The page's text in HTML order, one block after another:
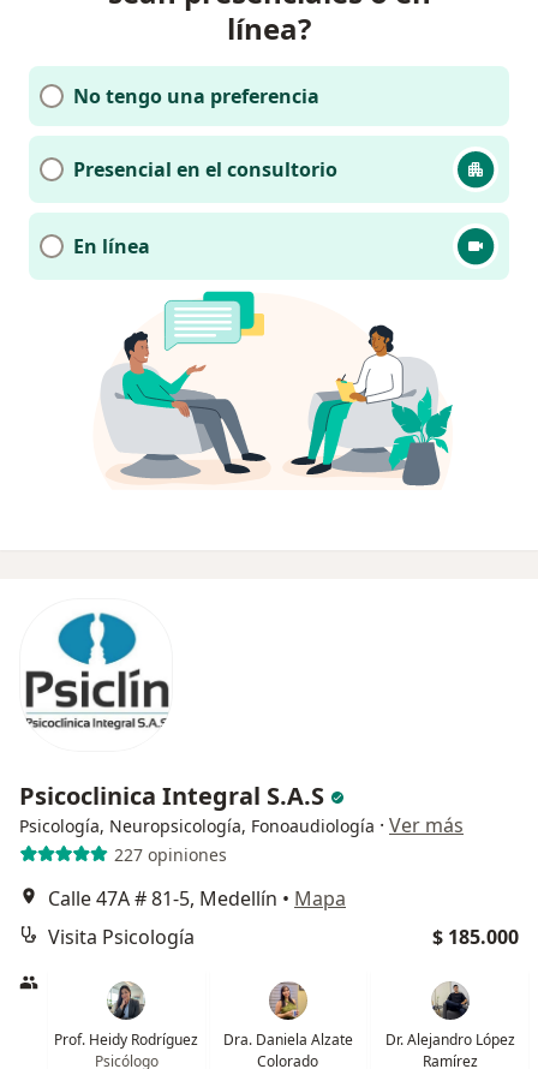
línea?
No tengo una preferencia
Presencial en el consultorio
En línea
Psicoclinica Integral S.A.S
Psicología, Neuropsicología, Fonoaudiología · Ver más
227 opiniones
Calle 47A # 81-5, Medellín • Mapa
Visita Psicología
$ 185.000
Prof. Heidy Rodríguez
Psicólogo
Dra. Daniela Alzate
Colorado
Dr. Alejandro López
Ramírez